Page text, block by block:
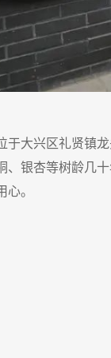
于大兴区礼贤镇
、银杏等树龄几
心。